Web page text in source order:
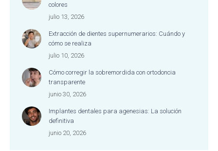
colores
julio 13, 2026
Extracción de dientes supernumerarios: Cuándo y
cómo se realiza
julio 10, 2026
Cómo corregir la sobremordida con ortodoncia
transparente
junio 30, 2026
Implantes dentales para agenesias: La solución
definitiva
junio 20, 2026